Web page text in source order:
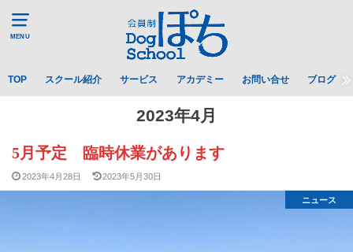
MENU
TOP スクール紹介 サービス アカデミー お問い合せ ブログ
2023年4月
5月予定 臨時休業があります
2023年4月28日 2023年5月30日
ニュース